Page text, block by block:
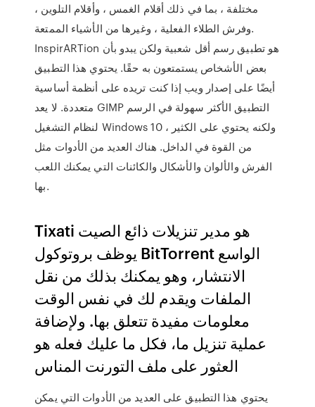
مختلفة ، بما في ذلك أقلام الغمس ، وأقلام التلوين ،
وفرش الطلاء الفعلية ، وغيرها من الأشياء الممتعة.
InspirARTion هو تطبيق رسم أقل شعبية ولكن يبدو بأن
بعض الأشخاص يستمتعون به حقًا. يحتوي هذا التطبيق
أيضًا على إصدار ويب إذا كنت تريده على أنظمة أساسية
متعددة. لا يعد GIMP التطبيق الأكثر سهولة في الرسم
لنظام التشغيل Windows 10 ، ولكنه يحتوي على الكثير
من القوة في الداخل. هناك العديد من الأدوات مثل
الفرش والألوان والأشكال والكائنات التي يمكنك اللعب
بها.
Tixati هو مدير تنزيلات ذائع الصيت
يوظف بروتوكول BitTorrent الواسع
الانتشار، وهو يمكنك بذلك من نقل
الملفات ويقدم لك في نفس الوقت
معلومات مفيدة تتعلق بها. ولإضافة
عملية تنزيل ما، فكل ما عليك فعله هو
العثور على ملف التورنت المناس
يحتوي هذا التطبيق على العديد من الأدوات التي يمكن